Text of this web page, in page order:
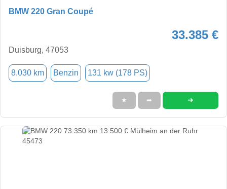
BMW 220 Gran Coupé
33.385 €
Duisburg, 47053
8.030 km Benzin 131 kw (178 PS)
★ ➦ ➜